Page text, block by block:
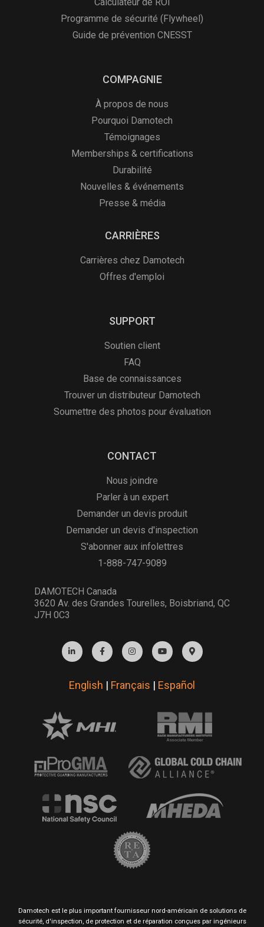
Programme de sécurité (Flywheel)
Guide de prévention CNESST
COMPAGNIE
À propos de nous
Pourquoi Damotech
Témoignages
Memberships & certifications
Durabilité
Nouvelles & événements
Presse & média
CARRIÈRES
Carrières chez Damotech
Offres d'emploi
SUPPORT
Soutien client
FAQ
Base de connaissances
Trouver un distributeur Damotech
Soumettre des photos pour évaluation
CONTACT
Nous joindre
Parler à un expert
Demander un devis produit
Demander un devis d'inspection
S'abonner aux infolettres
1-888-747-9089
DAMOTECH Canada
3620 Av. des Grandes Tourelles, Boisbriand, QC
J7H 0C3
English | Français | Español
Damotech est le plus important fournisseur nord-américain de solutions de
sécurité, d'inspection, de protection et de réparation conçues par ingénieurs